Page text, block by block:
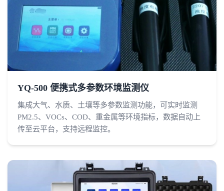
YQ-500 便携式多参数环境监测仪
集成大气、水质、土壤等多参数监测功能，可实时监测
PM2.5、VOCs、COD、重金属等环境指标，数据自动上
传至云平台，支持远程监控。